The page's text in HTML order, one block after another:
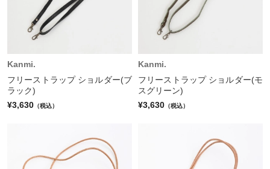
Kanmi.
フリーストラップ ショルダー(ブ
ラック)
¥3,630 （税込）
Kanmi.
フリーストラップ ショルダー(モ
スグリーン)
¥3,630 （税込）